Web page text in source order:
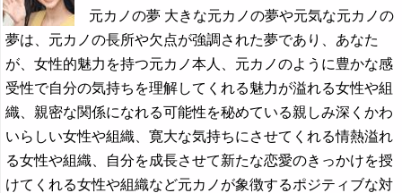
元カノの夢 大きな元カノの夢や元気な元カノの
夢は、元カノの長所や欠点が強調された夢であり、あなた
が、女性的魅力を持つ元カノ本人、元カノのように豊かな感
受性で自分の気持ちを理解してくれる魅力が溢れる女性や組
織、親密な関係になれる可能性を秘めている親しみ深くかわ
いらしい女性や組織、寛大な気持ちにさせてくれる情熱溢れ
る女性や組織、自分を成長させて新たな恋愛のきっかけを授
けてくれる女性や組織など元カノが象徴するポジティブな対